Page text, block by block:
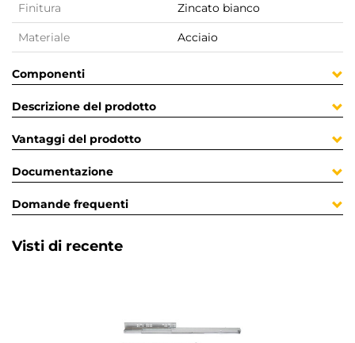
Finitura Zincato bianco
Materiale Acciaio
Componenti
Descrizione del prodotto
Vantaggi del prodotto
Documentazione
Domande frequenti
Visti di recente